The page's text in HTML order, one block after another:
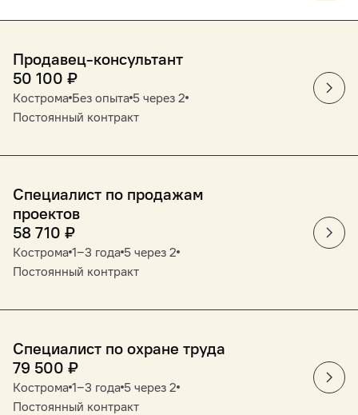
Продавец-консультант
50 100 ₽
Кострома Без опыта 5 через 2
Постоянный контракт
Специалист по продажам
проектов
58 710 ₽
Кострома 1‒3 года 5 через 2
Постоянный контракт
Специалист по охране труда
79 500 ₽
Кострома 1‒3 года 5 через 2
Постоянный контракт